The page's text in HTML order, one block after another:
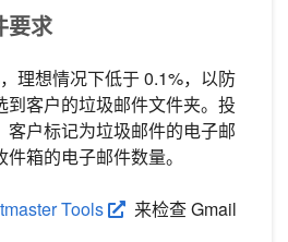
要求
理想情况下低于 0.1%，以防
到客户的垃圾邮件文件夹。投
户标记为垃圾邮件的电子邮
箱的电子邮件数量。
Tools
来检查 Gmail